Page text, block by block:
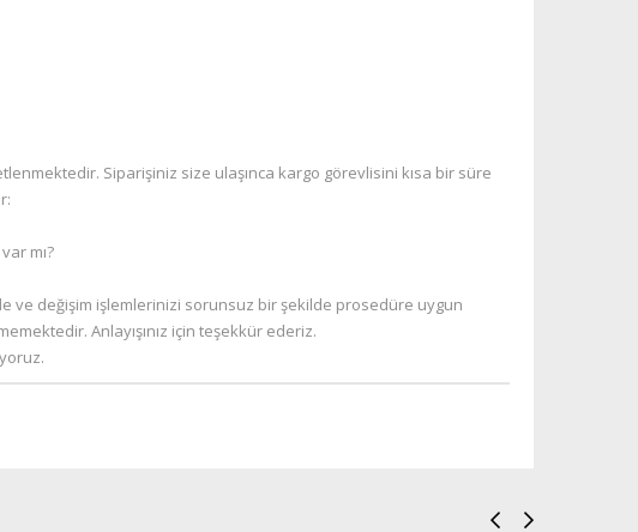
Siparişiniz size ulaşınca kargo görevlisini kısa bir süre
mı?
ve değişim işlemlerinizi sorunsuz bir şekilde prosedüre uygun
Anlayışınız için teşekkür ederiz.